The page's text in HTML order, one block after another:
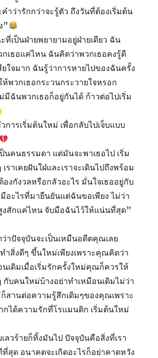
คำว่ารักกว่าจะรู้ตัว ถึงวันที่ต้องเริ่มต้น
”
ที่เป็นฝ่ายพยายามอยู่ฝ่ายเดียว ฉัน
กเธอแค่ไหน ฉันคิดว่าพวกเธอคงรู้ดี
ยใจมาก ฉันรู้ว่าการหายไปของฉันครั้ง
พวกเธอกระวนกระวายใจหรอก
มีฉันพวกเธอก็อยู่กันได้ ก้าวต่อไปเริ่ม
การเริ่มต้นใหม่ เพื่อกลับไปเจ็บแบบ
นคนธรรมดา แต่มันจะพาเธอไป เริ่ม
ราเคยฝันใฝ่และเราจะเดินไปถึงพร้อม
องกังวลหรือกลัวอะไร มั่นใจเธออยู่กับ
อะไรที่มายืนยันแต่ฉันขอเพียง ไม่ว่า
งสักแค่ไหน จับมือฉันไว้ให้แน่นที่สุด”
าปัจจุบันจะเป็นเหมืนอดีตคุณเลย
ำสิ่งดีๆ ขึ้นใหม่เพียงเพราะคุณคิดว่า
นเดิมเมื่อเริ่มรักครั้งใหม่คุณก็ควรให้
กับคนใหม่บ้างอย่าทำเหมือนเดิมไม่ว่า
ก็สานต่อความรู้สึกเดิมๆของคุณเพราะ
กได้ความรักที่โรเเมนติก เริ่มต้นใหม่
ลวร้ายก็ทิ้งมันไป ปัจจุบันคือสิ่งที่เรา
สุด อนาคตจะเกิดอะไรก็อย่าคาดหวัง